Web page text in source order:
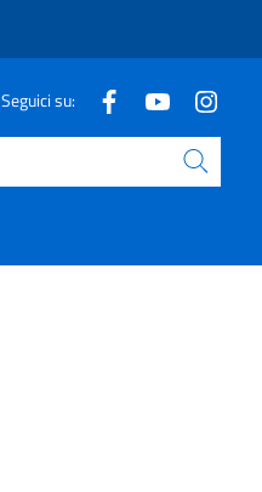
Seguici su: